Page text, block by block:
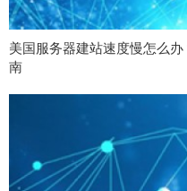
美国服务器建站速度慢怎么
南